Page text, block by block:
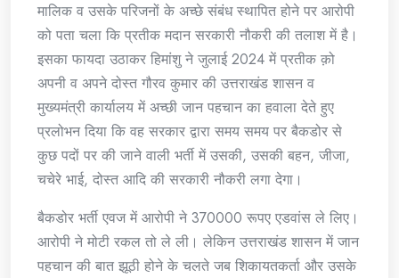
मालिक व उसके परिजनों के अच्छे संबंध स्थापित होने पर आरोपी
को पता चला कि प्रतीक मदान सरकारी नौकरी की तलाश में है।
इसका फायदा उठाकर हिमांशु ने जुलाई 2024 में प्रतीक क़ो
अपनी व अपने दोस्त गौरव कुमार की उत्तराखंड शासन व
मुख्यमंत्री कार्यालय में अच्छी जान पहचान का हवाला देते हुए
प्रलोभन दिया कि वह सरकार द्वारा समय समय पर बैकडोर से
कुछ पदों पर की जाने वाली भर्ती में उसकी, उसकी बहन, जीजा,
चचेरे भाई, दोस्त आदि की सरकारी नौकरी लगा देगा।
बैकडोर भर्ती एवज में आरोपी ने 370000 रूपए एडवांस ले लिए।
आरोपी ने मोटी रकल तो ले ली। लेकिन उत्तराखंड शासन में जान
पहचान की बात झूठी होने के चलते जब शिकायतकर्ता और उसके